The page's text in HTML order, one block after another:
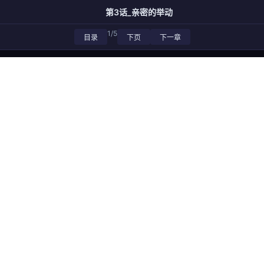
第3话_亲密的举动
目录 1/5 下页 下一章